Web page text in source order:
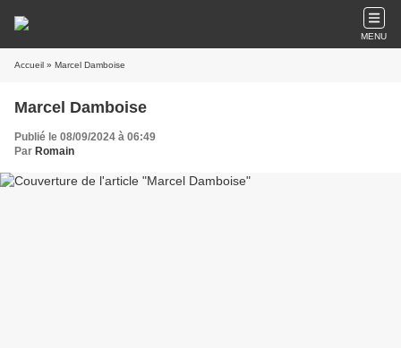
MENU
Accueil » Marcel Damboise
Marcel Damboise
Publié le 08/09/2024 à 06:49
Par Romain